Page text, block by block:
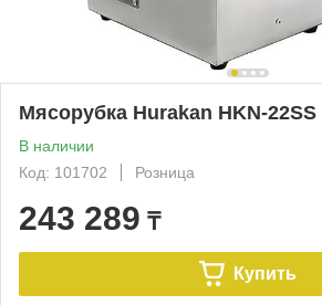
Мясорубка Hurakan HKN-22SS
В наличии
Код: 101702
Розница
243 289 ₸
Купить